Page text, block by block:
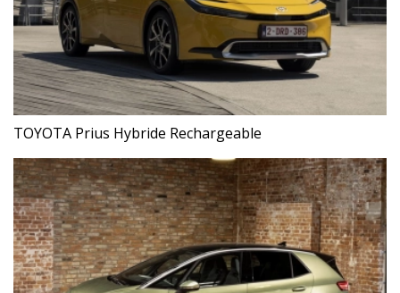
TOYOTA Prius Hybride Rechargeable